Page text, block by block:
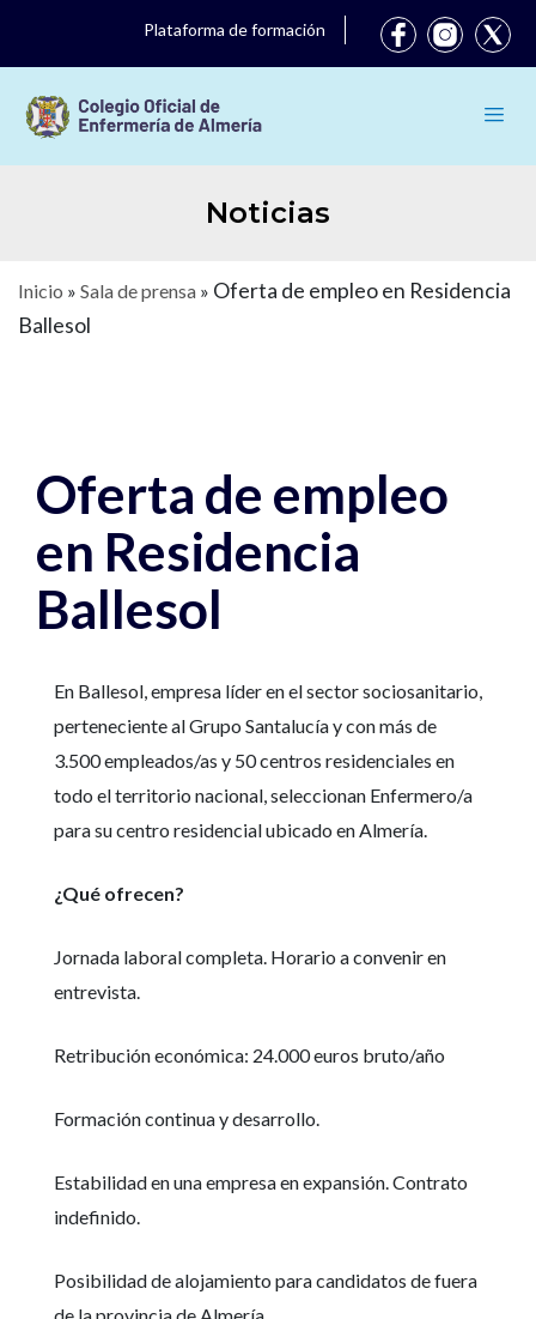
Plataforma de formación
Noticias
Inicio » Sala de prensa » Oferta de empleo en Residencia
Ballesol
Oferta de empleo
en Residencia
Ballesol
En Ballesol, empresa líder en el sector sociosanitario,
perteneciente al Grupo Santalucía y con más de
3.500 empleados/as y 50 centros residenciales en
todo el territorio nacional, seleccionan Enfermero/a
para su centro residencial ubicado en Almería.
¿Qué ofrecen?
Jornada laboral completa. Horario a convenir en
entrevista.
Retribución económica: 24.000 euros bruto/año
Formación continua y desarrollo.
Estabilidad en una empresa en expansión. Contrato
indefinido.
Posibilidad de alojamiento para candidatos de fuera